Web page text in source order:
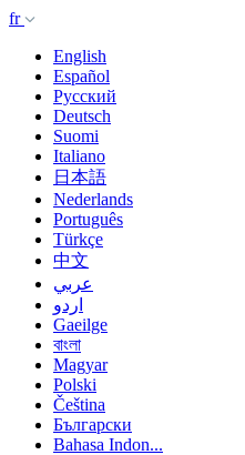
fr
English
Español
Русский
Deutsch
Suomi
Italiano
日本語
Nederlands
Português
Türkçe
中文
عربي
اردو
Gaeilge
বাংলা
Magyar
Polski
Čeština
Български
Bahasa Indon...